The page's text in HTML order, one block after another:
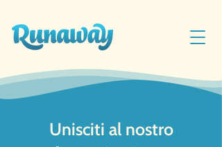
Unisciti al nostro